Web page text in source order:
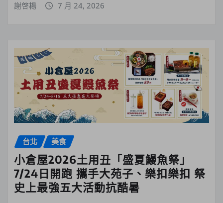
謝啓楊 7 月 24, 2026
台北 美食
小倉屋2026土用丑「盛夏鰻魚祭」
7/24日開跑 攜手大苑子、樂扣樂扣 祭
史上最強五大活動抗酷暑